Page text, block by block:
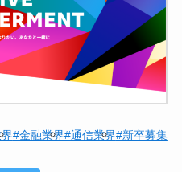
#金融業界#通信業界#新卒募集